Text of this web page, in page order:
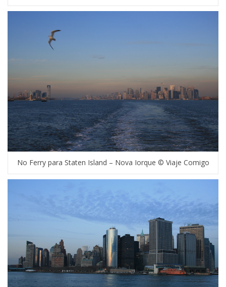
No Ferry para Staten Island – Nova Iorque © Viaje Comigo